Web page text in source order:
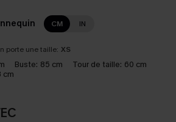
CM IN
porte une taille: XS
Buste: 85 cm Tour de taille: 60 cm
cm